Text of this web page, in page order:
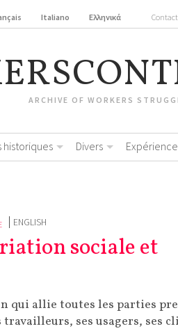
Italiano Ελληνικά Contact
ARCHIVE OF WORKERS
historiques Divers
ENGLISH
sociale et
qui allie toutes les parties
ses usagers, ses